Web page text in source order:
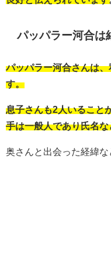
パッパラー河合は
パッパラー河合さんは
す。
息子さんも2人いること
手は一般人であり氏名
奥さんと出会った経緯な